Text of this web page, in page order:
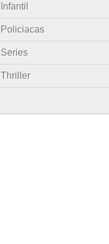
Infantil
Policiacas
Series
Thriller